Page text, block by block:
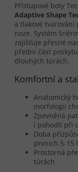
Přístupové boty
Adaptive Shape
a tlakové
noze. Systém
zajišťuje přesné
přední část
dlouhých túrách.
Komfortní a
Anatomický
morfologii
Zpevněná
i pohodlí při
Doba
prvních 5-15
Prostorná
túrách